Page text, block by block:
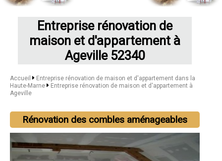
Entreprise rénovation de
maison et d'appartement à
Ageville 52340
Accueil
Entreprise rénovation de maison et d'appartement dans la
Haute-Marne
Entreprise rénovation de maison et d'appartement à
Ageville
Rénovation des combles aménageables